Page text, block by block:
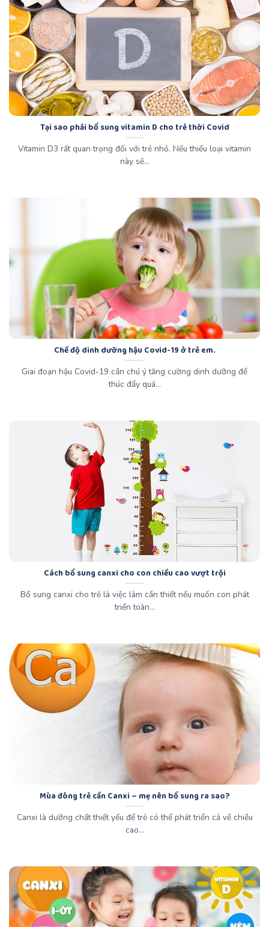
Tại sao phải bổ sung vitamin D cho trẻ thời Covid
Vitamin D3 rất quan trọng đối với trẻ nhỏ. Nếu thiếu loại vitamin
này sẽ...
Chế độ dinh dưỡng hậu Covid-19 ở trẻ em.
Giai đoạn hậu Covid-19 cần chú ý tăng cường dinh dưỡng để
thúc đẩy quá...
Cách bổ sung canxi cho con chiều cao vượt trội
Bổ sung canxi cho trẻ là việc làm cần thiết nếu muốn con phát
triển toàn...
Mùa đông trẻ cần Canxi – mẹ nên bổ sung ra sao?
Canxi là dưỡng chất thiết yếu để trẻ có thể phát triển cả về chiều
cao...